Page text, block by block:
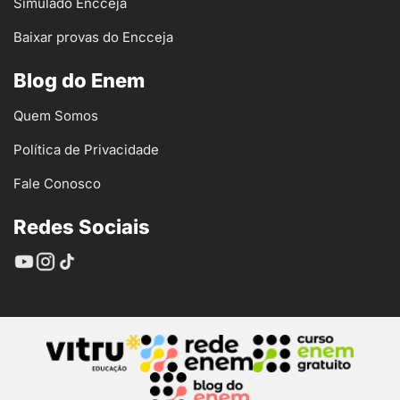
Simulado Encceja
Baixar provas do Encceja
Blog do Enem
Quem Somos
Política de Privacidade
Fale Conosco
Redes Sociais